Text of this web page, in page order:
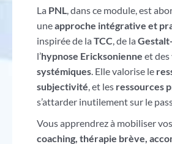
La PNL, dans ce module, est
uneapproche intégrative et
inspirée de la TCC, de la
l’hypnose Ericksonienne et des
systémiques. Elle valorise le
subjectivité, et les ressources
s’attarder inutilement sur le
Vous apprendrez à mobiliser
coaching, thérapie brève,